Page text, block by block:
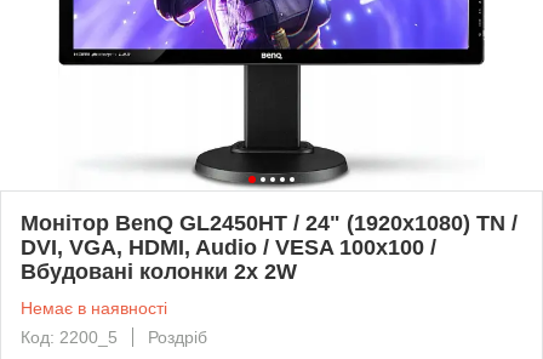
Монітор BenQ GL2450HT / 24" (1920x1080) TN /
DVI, VGA, HDMI, Audio / VESA 100x100 /
Вбудовані колонки 2x 2W
Немає в наявності
Код: 2200_5
Роздріб